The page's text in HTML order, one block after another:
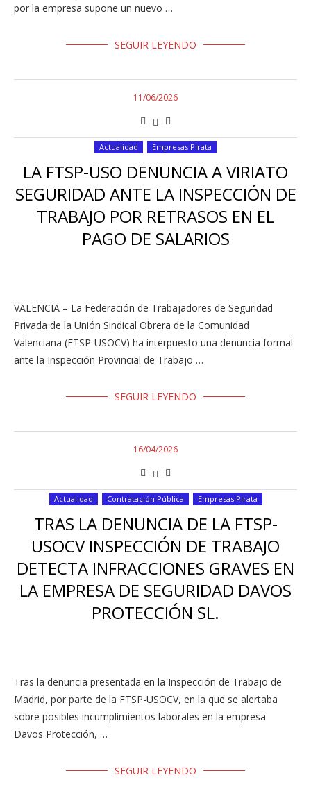
por la empresa supone un nuevo …
SEGUIR LEYENDO
11/06/2026
Actualidad Empresas Pirata
LA FTSP-USO DENUNCIA A VIRIATO
SEGURIDAD ANTE LA INSPECCIÓN DE
TRABAJO POR RETRASOS EN EL
PAGO DE SALARIOS
VALENCIA – La Federación de Trabajadores de Seguridad
Privada de la Unión Sindical Obrera de la Comunidad
Valenciana (FTSP-USOCV) ha interpuesto una denuncia formal
ante la Inspección Provincial de Trabajo …
SEGUIR LEYENDO
16/04/2026
Actualidad Contratación Pública Empresas Pirata
TRAS LA DENUNCIA DE LA FTSP-
USOCV INSPECCIÓN DE TRABAJO
DETECTA INFRACCIONES GRAVES EN
LA EMPRESA DE SEGURIDAD DAVOS
PROTECCIÓN SL.
Tras la denuncia presentada en la Inspección de Trabajo de
Madrid, por parte de la FTSP-USOCV, en la que se alertaba
sobre posibles incumplimientos laborales en la empresa
Davos Protección, …
SEGUIR LEYENDO